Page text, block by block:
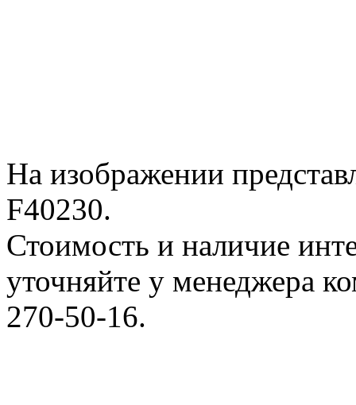
На изображении
F40230.
Стоимость и наличие
уточняйте у менеджера
270-50-16.